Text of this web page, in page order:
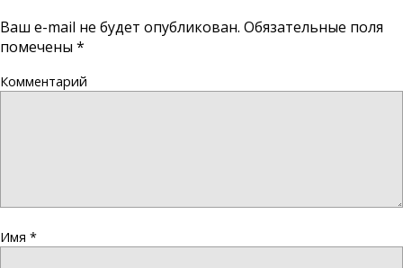
Ваш e-mail не будет опубликован. Обязательные поля
помечены *
Комментарий
Имя *